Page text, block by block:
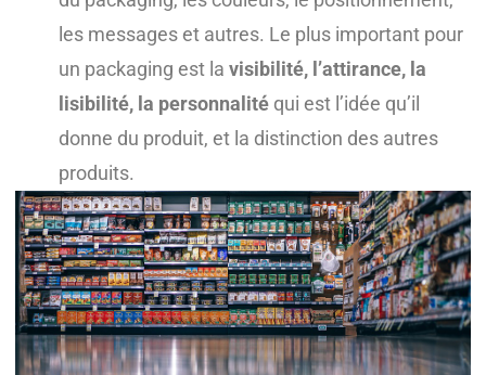
les messages et autres. Le plus important pour
un packaging est la visibilité, l’attirance, la
lisibilité, la personnalité qui est l’idée qu’il
donne du produit, et la distinction des autres
produits.